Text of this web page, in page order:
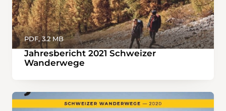
Jahresbericht 2021 Schweizer
Wanderwege
PDF, 3.2 MB